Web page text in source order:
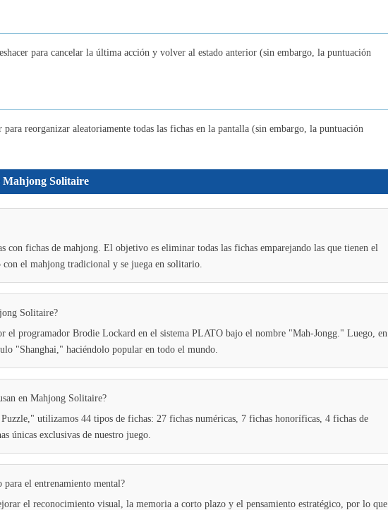
13
para cancelar la última acción y volver al estado anterior (sin embargo, la puntuación
reorganizar aleatoriamente todas las fichas en la pantalla (sin embargo, la puntuación
Mahjong Solitaire
con fichas de mahjong. El objetivo es eliminar todas las fichas emparejando las que tienen el
el mahjong tradicional y se juega en solitario.
Solitaire?
el programador Brodie Lockard en el sistema PLATO bajo el nombre "Mah-Jongg." Luego, en
"Shanghai," haciéndolo popular en todo el mundo.
en Mahjong Solitaire?
utilizamos 44 tipos de fichas: 27 fichas numéricas, 7 fichas honoríficas, 4 fichas de
únicas exclusivas de nuestro juego.
para el entrenamiento mental?
el reconocimiento visual, la memoria a corto plazo y el pensamiento estratégico, por lo que